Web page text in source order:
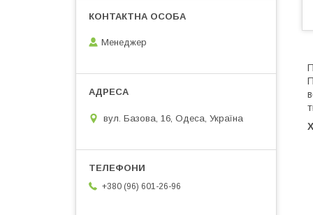
Менеджер
вул. Базова, 16, Одеса, Україна
+380 (96) 601-26-96